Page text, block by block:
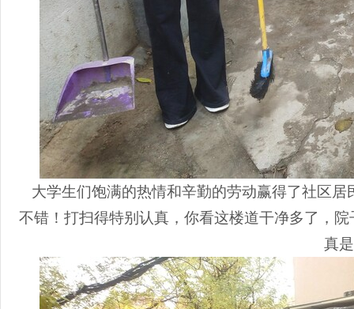
大学生们饱满的热情和辛勤的劳动赢得了社区居
不错！打扫得特别认真，你看这楼道干净多了，
真